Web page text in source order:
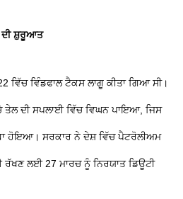
ਦੀ ਸ਼ੁਰੂਆਤ
ਵਿੱਚ ਵਿੰਡਫਾਲ ਟੈਕਸ ਲਾਗੂ ਕੀਤਾ ਗਿਆ ਸੀ।
ਦੀ ਸਪਲਾਈ ਵਿੱਚ ਵਿਘਨ ਪਾਇਆ, ਜਿਸ
ਹੋਇਆ। ਸਰਕਾਰ ਨੇ ਦੇਸ਼ ਵਿੱਚ ਪੈਟਰੋਲੀਅਮ
ਰੱਖਣ ਲਈ 27 ਮਾਰਚ ਨੂੰ ਨਿਰਯਾਤ ਡਿਊਟੀ